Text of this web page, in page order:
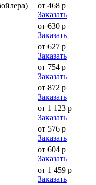
от 468 р
Заказать
от 630 р
Заказать
от 627 р
Заказать
от 754 р
Заказать
от 872 р
Заказать
от 1 123 р
Заказать
от 576 р
Заказать
от 604 р
Заказать
от 1 459 р
Заказать